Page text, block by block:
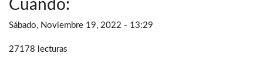
Cuando:
Sábado, Noviembre 19, 2022 - 13:29
27178 lecturas